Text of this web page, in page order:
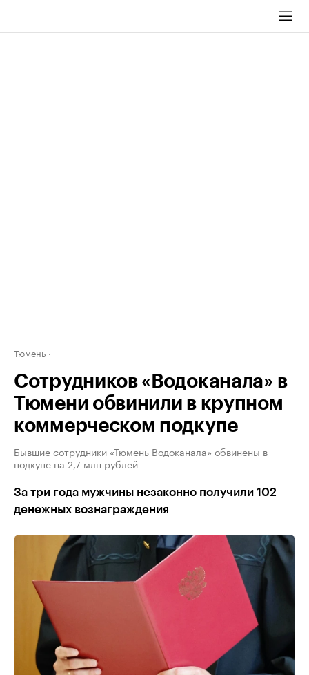
Тюмень
Сотрудников «Водоканала» в
Тюмени обвинили в крупном
коммерческом подкупе
Бывшие сотрудники «Тюмень Водоканала» обвинены в
подкупе на 2,7 млн рублей
За три года мужчины незаконно получили 102
денежных вознаграждения